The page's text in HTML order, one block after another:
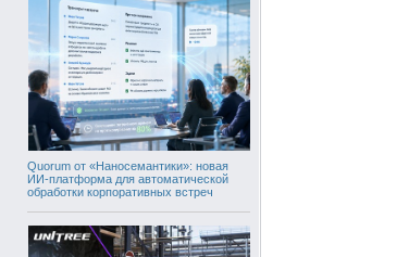
Quorum от «Наносемантики»: новая
ИИ-платформа для автоматической
обработки корпоративных встреч